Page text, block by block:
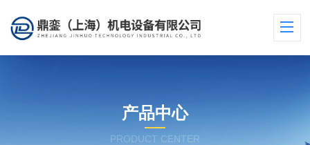
产品中心
PRODUCT CENTER